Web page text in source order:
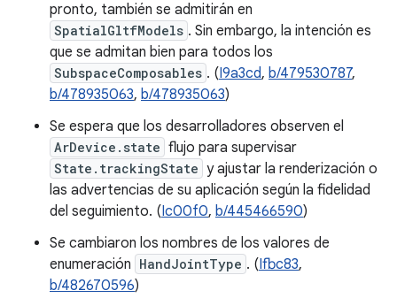
pronto, también se admitirán en
SpatialGltfModels . Sin embargo, la intención es
que se admitan bien para todos los
SubspaceComposables . (I9a3cd, b/479530787,
b/478935063, b/478935063)
Se espera que los desarrolladores observen el
ArDevice.state flujo para supervisar
State.trackingState y ajustar la renderización o
las advertencias de su aplicación según la fidelidad
del seguimiento. (Ic00f0, b/445466590)
Se cambiaron los nombres de los valores de
enumeración HandJointType . (Ifbc83,
b/482670596)